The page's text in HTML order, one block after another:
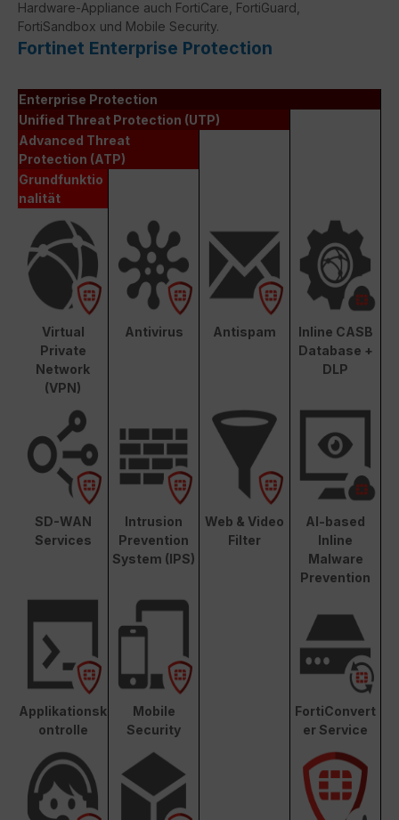
Hardware-Appliance auch FortiCare, FortiGuard,
FortiSandbox und Mobile Security.
Fortinet Enterprise Protection
Enterprise Protection
Unified Threat Protection (UTP)
Advanced Threat
Protection (ATP)
Grundfunktio
nalität
Virtual
Private
Network
(VPN)
Antivirus Antispam
Inline CASB
Database +
DLP
SD-WAN
Services
Intrusion
Prevention
System (IPS)
Web & Video
Filter
AI-based
Inline
Malware
Prevention
Applikationsk
ontrolle
Mobile
Security
FortiConvert
er Service